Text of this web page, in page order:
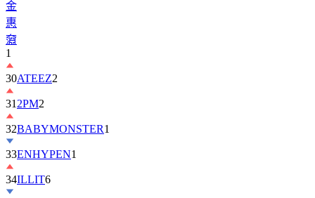
金
惠
奫
1
30ATEEZ2
31 2PM2
32BABYMONSTER1
33ENHYPEN1
34ILLIT6